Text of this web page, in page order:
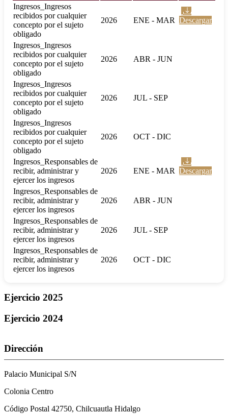
Ingresos_Ingresos
recibidos por cualquier
concepto por el sujeto
obligado
2026 ENE - MAR Descargar
Ingresos_Ingresos
recibidos por cualquier
concepto por el sujeto
obligado
2026 ABR - JUN
Ingresos_Ingresos
recibidos por cualquier
concepto por el sujeto
obligado
2026 JUL - SEP
Ingresos_Ingresos
recibidos por cualquier
concepto por el sujeto
obligado
2026 OCT - DIC
Ingresos_Responsables de
recibir, administrar y
ejercer los ingresos
2026 ENE - MAR Descargar
Ingresos_Responsables de
recibir, administrar y
ejercer los ingresos
2026 ABR - JUN
Ingresos_Responsables de
recibir, administrar y
ejercer los ingresos
2026 JUL - SEP
Ingresos_Responsables de
recibir, administrar y
ejercer los ingresos
2026 OCT - DIC
Ejercicio 2025
Ejercicio 2024
Dirección
Palacio Municipal S/N
Colonia Centro
Código Postal 42750, Chilcuautla Hidalgo